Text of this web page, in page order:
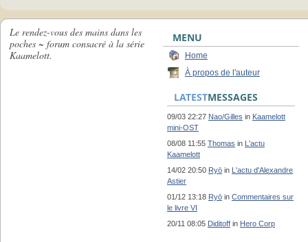
Le rendez-vous des mains dans les
poches ~ forum consacré à la série
Kaamelott.
MENU
Home
À propos de l'auteur
LATESTMESSAGES
09/03 22:27 Nao/Gilles in Kaamelott
mini-OST
08/08 11:55 Thomas in L'actu
Kaamelott
14/02 20:50 Ryō in L'actu d'Alexandre
Astier
01/12 13:18 Ryō in Commentaires sur
le livre VI
20/11 08:05 Diditoff in Hero Corp